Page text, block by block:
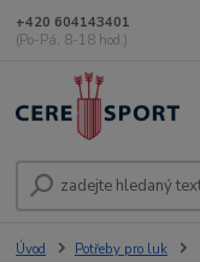
+420 604143401
(Po-Pá, 8-18 hod.)
Úvod Potřeby pro luk